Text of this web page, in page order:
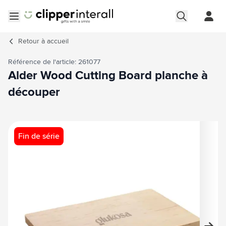
Retour à accueil
Fin de série
Image principale
Cliquez pour voir l'image en plein écran
Référence de l'article: 261077
Alder Wood Cutting Board planche à
découper